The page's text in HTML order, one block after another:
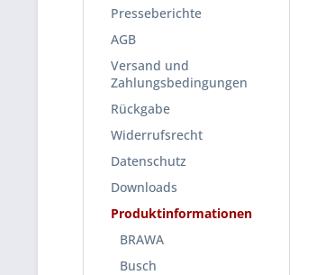
Presseberichte
AGB
Versand und
Zahlungsbedingungen
Rückgabe
Widerrufsrecht
Datenschutz
Downloads
Produktinformationen
BRAWA
Busch